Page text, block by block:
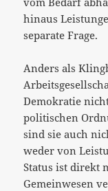
hinaus
separate Frage.
Anders als
Demokratie
politischen
sind sie auch
weder von
Status ist direkt
Gemeinwesen